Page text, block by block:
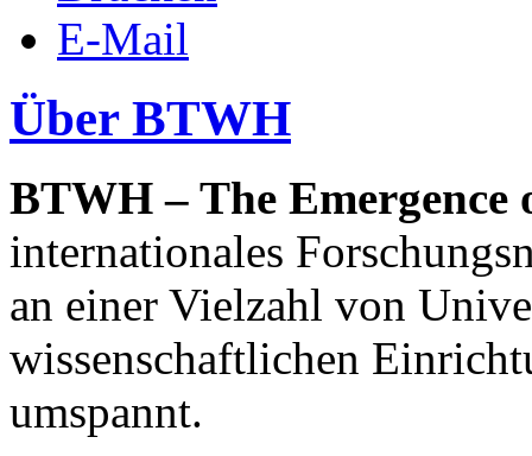
E-Mail
Über BTWH
BTWH – The
internationales
an einer Vielzahl von
wissenschaftlichen
umspannt.